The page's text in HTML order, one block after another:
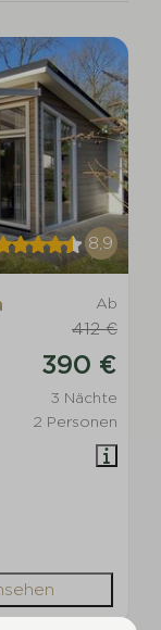
8,9
Ab
412 €
390 €
3 Nächte
2 Personen